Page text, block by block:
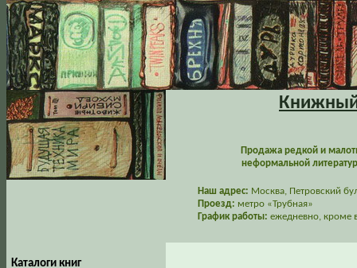
Книжный
Продажа редкой и
неформальной
Наш адрес: Москва, Петровский
Проезд: метро «Трубная»
График работы: ежедневно, кроме
Каталоги книг